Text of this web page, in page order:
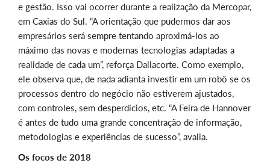
e gestão. Isso vai ocorrer durante a realização da Mercopar,
em Caxias do Sul. “A orientação que pudermos dar aos
empresários será sempre tentando aproximá-los ao
máximo das novas e modernas tecnologias adaptadas a
realidade de cada um”, reforça Dallacorte. Como exemplo,
ele observa que, de nada adianta investir em um robô se os
processos dentro do negócio não estiverem ajustados,
com controles, sem desperdícios, etc. “A Feira de Hannover
é antes de tudo uma grande concentração de informação,
metodologias e experiências de sucesso”, avalia.
Os focos de 2018